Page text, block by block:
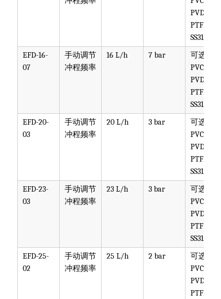
PVDF,
PTFE,
SS316
EFD-16-
07
手动调节
冲程频率
16 L/h 7 bar
可选
PVC,
PVDF,
PTFE,
SS316
EFD-20-
03
手动调节
冲程频率
20 L/h 3 bar
可选
PVC,
PVDF,
PTFE,
SS316
EFD-23-
03
手动调节
冲程频率
23 L/h 3 bar
可选
PVC,
PVDF,
PTFE,
SS316
EFD-25-
02
手动调节
冲程频率
25 L/h 2 bar
可选
PVC,
PVDF,
PTFE,